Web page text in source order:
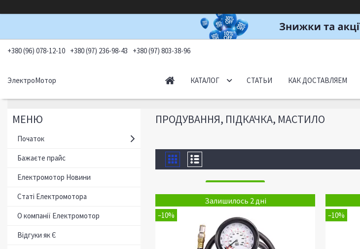
+380 (96) 078-12-10 +380 (97) 236-98-43 +380 (97) 803-38-96
ЭлектроМотор КАТАЛОГ СТАТЬИ КАК ДОСТАВЛЯЕМ
ПРОДУВАННЯ, ПІДКАЧКА, МАСТИЛО
Залишилось 2 дні
–10% –10%
Початок
Бажаєте прайс
Електромотор Новини
Статі Електромотора
О компанії Електромотор
Відгуки як Є